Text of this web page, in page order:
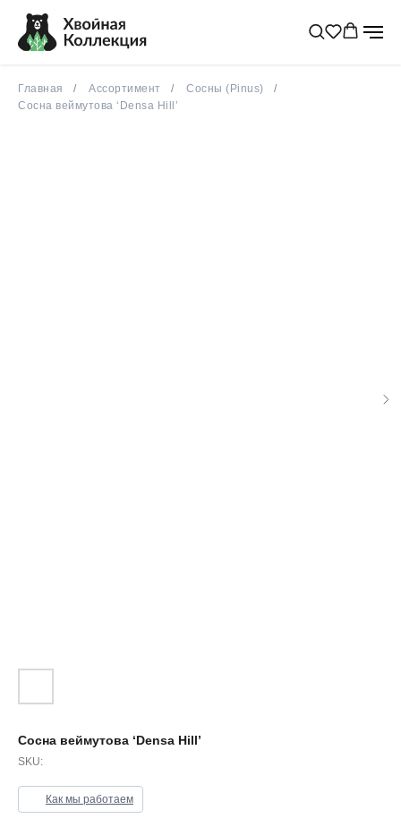
Главная Ассортимент
Сосны (Pinus)
Сосна веймутова ‘Densa Hill’
Сосна веймутова ‘Densa Hill’
SKU:
Как мы работаем